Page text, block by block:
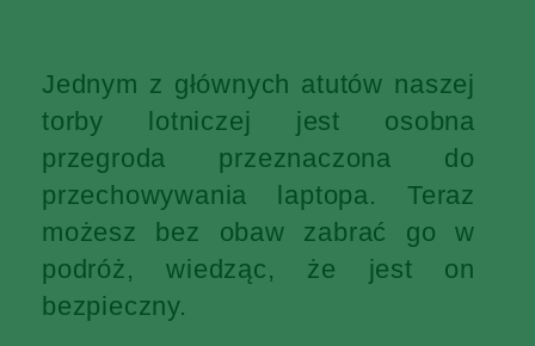
Jednym z głównych atutów naszej
torby lotniczej jest osobna
przegroda przeznaczona do
przechowywania laptopa. Teraz
możesz bez obaw zabrać go w
podróż, wiedząc, że jest on
bezpieczny.